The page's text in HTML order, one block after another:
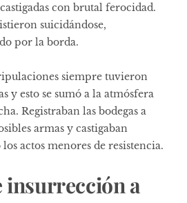
con brutal ferocidad.
suicidándose,
por la borda.
siempre tuvieron
y esto se sumó a la atmósfera
Registraban las bodegas a
armas y castigaban
actos menores de resistencia.
insurrección a